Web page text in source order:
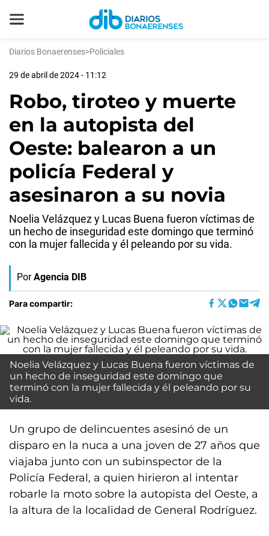
Diarios Bonaerenses>Policiales
29 de abril de 2024 - 11:12
Robo, tiroteo y muerte
en la autopista del
Oeste: balearon a un
policía Federal y
asesinaron a su novia
Noelia Velázquez y Lucas Buena fueron víctimas de
un hecho de inseguridad este domingo que terminó
con la mujer fallecida y él peleando por su vida.
Por Agencia DIB
Para compartir:
Noelia Velázquez y Lucas Buena fueron víctimas de
un hecho de inseguridad este domingo que
terminó con la mujer fallecida y él peleando por su
vida.
Un grupo de delincuentes asesinó de un
disparo en la nuca a una joven de 27 años que
viajaba junto con un subinspector de la
Policía Federal, a quien hirieron al intentar
robarle la moto sobre la autopista del Oeste, a
la altura de la localidad de General Rodríguez.